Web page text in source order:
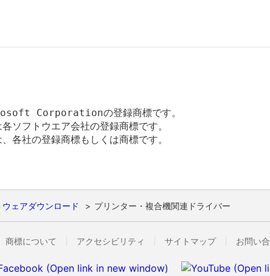
Corporationの登録商標です。
ソフトウエア会社の登録商標です。
各社の登録商標もしくは商標です。
ウェアダウンロード プリンター・複合機関連ドライバー
商標について アクセシビリティ サイトマップ お問い